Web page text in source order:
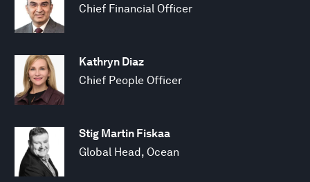
Chief Financial Officer
Kathryn Diaz
Chief People Officer
Stig Martin Fiskaa
Global Head, Ocean